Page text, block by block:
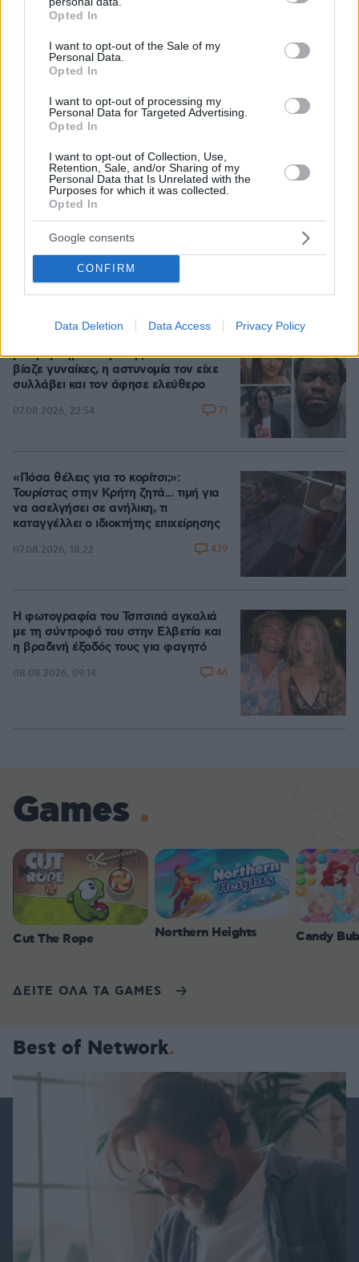
grant or deny consent to Google and its third-party tags to
use your data for below specified purposes in below Google
consent section.
Opted In
I want to opt-out of the Sale of my
Personal Data.
Opted In
I want to opt-out of processing my
Personal Data for Targeted Advertising.
Opted In
I want to opt-out of Collection, Use,
Retention, Sale, and/or Sharing of my
Personal Data that Is Unrelated with the
Purposes for which it was collected.
Opted In
Google consents
CONFIRM
Data Deletion Data Access Privacy Policy
Ο εφιάλτης των drones πάνω από την
Ευρώπη: Ποιος «χαρτογραφεί» βάσεις,
08.08.2026, 10:57 19
Τι έγραφαν οι ξένοι ανταποκριτές σε
Ασία το 1921
08.08.2026, 10:26 10
με προβλήματα όρασης σκότωνε και
βίαζε γυναίκες, η αστυνομία τον είχε
συλλάβει και τον άφησε ελεύθερο
07.08.2026, 22:54 71
«Πόσα θέλεις για το κορίτσι;»:
Τουρίστας στην Κρήτη ζητά... τιμή για
να ασελγήσει σε ανήλικη, τι
καταγγέλλει ο ιδιοκτήτης επιχείρησης
07.08.2026, 18:22 439
Η φωτογραφία του Τσιτσιπά αγκαλιά
με τη σύντροφό του στην Ελβετία και
η βραδινή έξοδός τους για φαγητό
08.08.2026, 09:14 46
Games
Cut The Rope Northern Heights Candy
ΔΕΙΤΕ ΟΛΑ ΤΑ GAMES
Best of Network